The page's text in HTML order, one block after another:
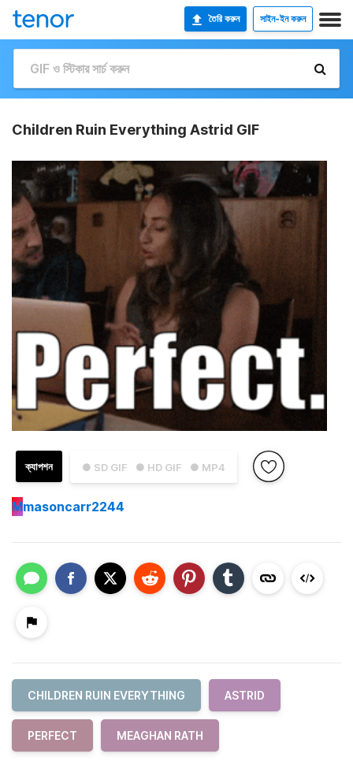
তৈরি করুন সাইন-ইন করুন
Children Ruin Everything Astrid GIF
● SD GIF ● HD GIF ● MP4
ক্যাপশন
Mmasoncarr2244
CHILDREN RUIN EVERYTHING ASTRID
PERFECT MEAGHAN RATH